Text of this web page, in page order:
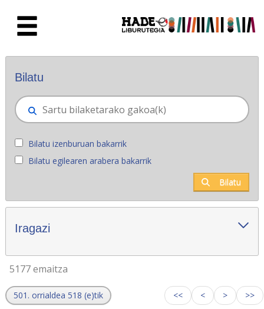
Eskuratu berriak - Liburutegia
Bilatu
Bilatu izenburuan bakarrik
Bilatu egilearen arabera bakarrik
Bilatu
Iragazi
5177 emaitza
501. orrialdea 518 (e)tik << < > >>